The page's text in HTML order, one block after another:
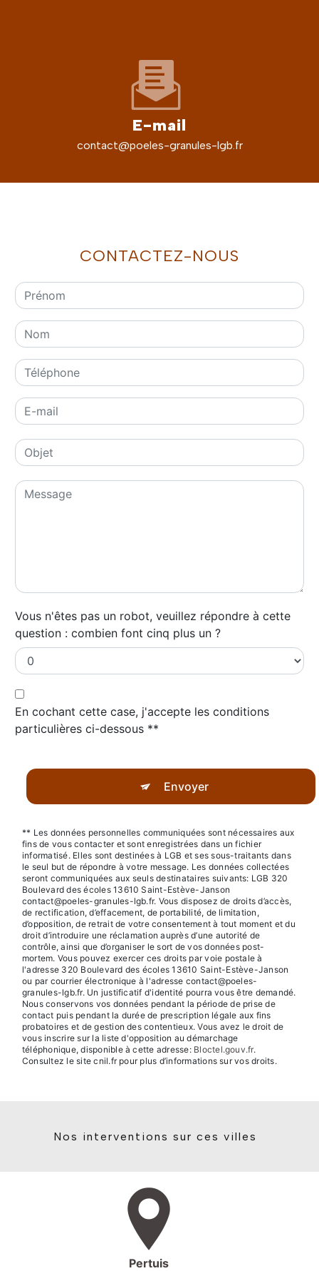
E-mail
contact@poeles-granules-lgb.fr
CONTACTEZ-NOUS
Vous n'êtes pas un robot, veuillez répondre à cette
question : combien font cinq plus un ?
En cochant cette case, j'accepte les conditions
particulières ci-dessous **
Envoyer
** Les données personnelles communiquées sont nécessaires aux
fins de vous contacter et sont enregistrées dans un fichier
informatisé. Elles sont destinées à LGB et ses sous-traitants dans
le seul but de répondre à votre message. Les données collectées
seront communiquées aux seuls destinataires suivants: LGB 320
Boulevard des écoles 13610 Saint-Estève-Janson
contact@poeles-granules-lgb.fr. Vous disposez de droits d’accès,
de rectification, d’effacement, de portabilité, de limitation,
d’opposition, de retrait de votre consentement à tout moment et du
droit d’introduire une réclamation auprès d’une autorité de
contrôle, ainsi que d’organiser le sort de vos données post-
mortem. Vous pouvez exercer ces droits par voie postale à
l'adresse 320 Boulevard des écoles 13610 Saint-Estève-Janson
ou par courrier électronique à l'adresse contact@poeles-
granules-lgb.fr. Un justificatif d'identité pourra vous être demandé.
Nous conservons vos données pendant la période de prise de
contact puis pendant la durée de prescription légale aux fins
probatoires et de gestion des contentieux. Vous avez le droit de
vous inscrire sur la liste d'opposition au démarchage
téléphonique, disponible à cette adresse: Bloctel.gouv.fr.
Consultez le site cnil.fr pour plus d’informations sur vos droits.
Nos interventions sur ces villes
Pertuis